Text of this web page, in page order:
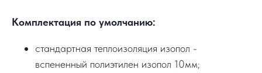
Комплектация по умолчанию:
стандартная теплоизоляция изопол -
вспененный полиэтилен изопол 10мм;